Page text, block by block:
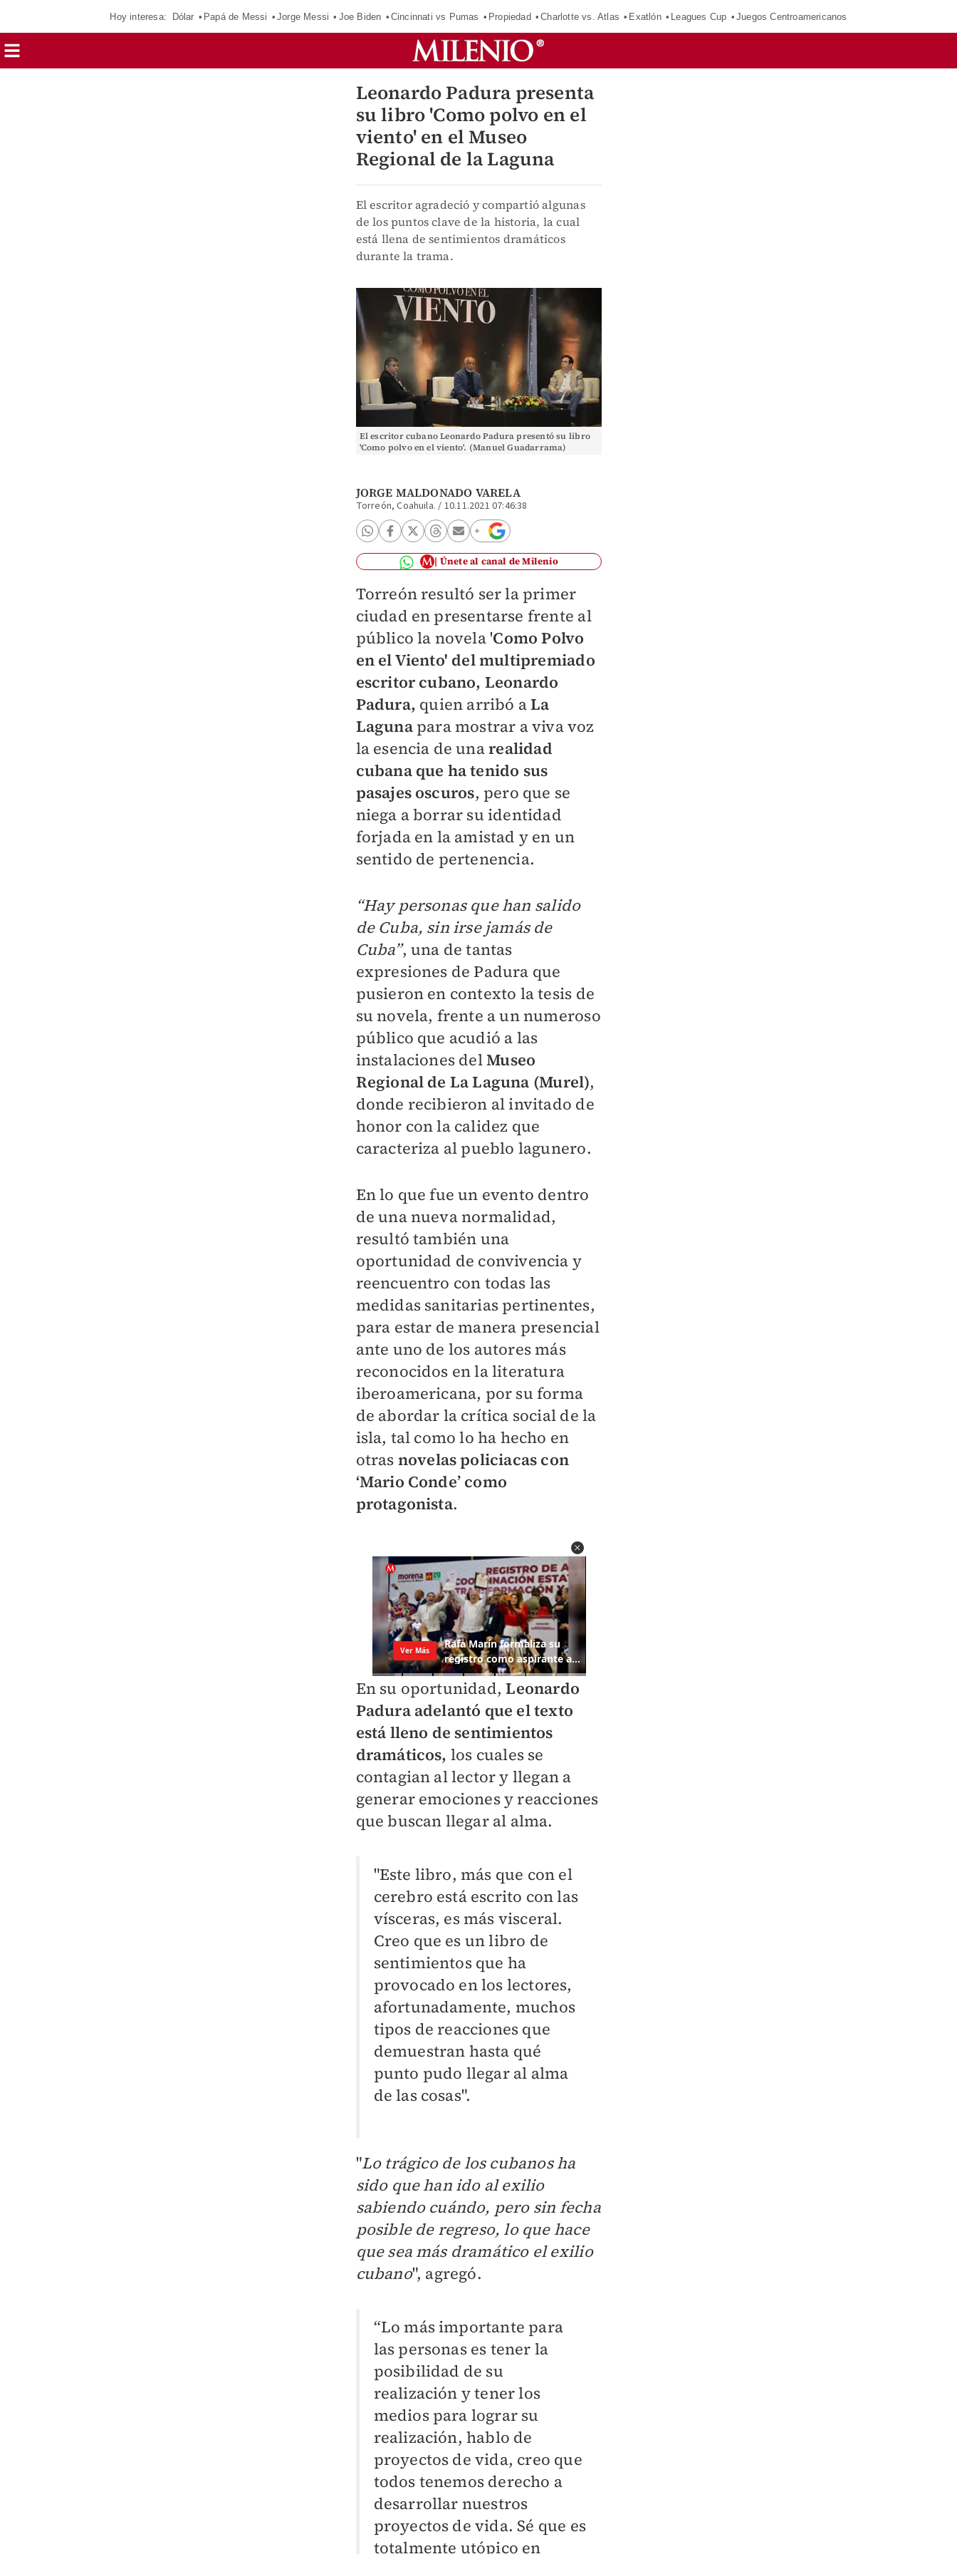
Hoy interesa: Dólar Papá de Messi Jorge Messi Joe Biden Cincinnati vs Pumas Propiedad Charlotte vs. Atlas Exatlón Leagues Cup Juegos Centroamericanos
Leonardo Padura presenta
su libro 'Como polvo en el
viento' en el Museo
Regional de la Laguna
El escritor agradeció y compartió algunas
de los puntos clave de la historia, la cual
está llena de sentimientos dramáticos
durante la trama.
El escritor cubano Leonardo Padura presentó su libro
'Como polvo en el viento'. (Manuel Guadarrama)
JORGE MALDONADO VARELA
Torreón, Coahuila. / 10.11.2021 07:46:38
Únete al canal de Milenio
Torreón resultó ser la primer
ciudad en presentarse frente al
público la novela 'Como Polvo
en el Viento' del multipremiado
escritor cubano, Leonardo
Padura, quien arribó aLa
Lagunapara mostrar a viva voz
la esencia de unarealidad
cubana que ha tenido sus
pasajes oscuros, pero que se
niega a borrar su identidad
forjada en la amistad y en un
sentido de pertenencia.
“Hay personas que han salido
de Cuba, sin irse jamás de
Cuba”, una de tantas
expresiones de Padura que
pusieron en contexto la tesis de
su novela, frente a un numeroso
público que acudió a las
instalaciones delMuseo
Regional de La Laguna (Murel),
donde recibieron al invitado de
honor con la calidez que
caracteriza al pueblo lagunero.
En lo que fue un evento dentro
de una nueva normalidad,
resultó también una
oportunidad de convivencia y
reencuentro con todas las
medidas sanitarias pertinentes,
para estar de manera presencial
ante uno de los autores más
reconocidos en la literatura
iberoamericana, por su forma
de abordar la crítica social de la
isla, tal como lo ha hecho en
otras novelas policiacas con
‘Mario Conde’ como
protagonista.
En su oportunidad,Leonardo
Padura adelantó que el texto
está lleno de sentimientos
dramáticos, los cuales se
contagian al lector y llegan a
generar emociones y reacciones
que buscan llegar al alma.
"Este libro, más que con el
cerebro está escrito con las
vísceras, es más visceral.
Creo que es un libro de
sentimientos que ha
provocado en los lectores,
afortunadamente, muchos
tipos de reacciones que
demuestran hasta qué
punto pudo llegar al alma
de las cosas".
"Lo trágico de los cubanos ha
sido que han ido al exilio
sabiendo cuándo, pero sin fecha
posible de regreso, lo que hace
que sea más dramático el exilio
cubano", agregó.
“Lo más importante para
las personas es tener la
posibilidad de su
realización y tener los
medios para lograr su
realización, hablo de
proyectos de vida, creo que
todos tenemos derecho a
desarrollar nuestros
proyectos de vida. Sé que es
totalmente utópico en